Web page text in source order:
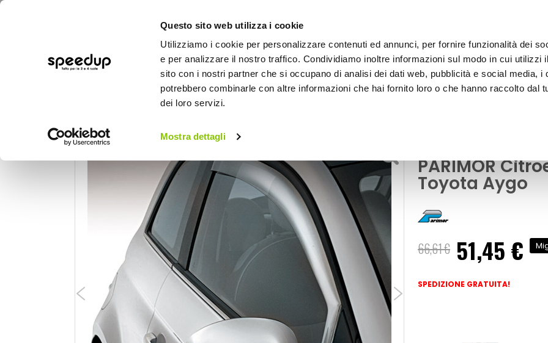
Questo sito web utilizza i cookie
Utilizziamo i cookie per personalizzare contenuti ed annunci, per fornire funzionalità dei
e per analizzare il nostro traffico. Condividiamo inoltre informazioni sul modo in cui utilizzi
sito con i nostri partner che si occupano di analisi dei dati web, pubblicità e social media, i
potrebbero combinarle con altre informazioni che hai fornito loro o che hanno raccolto dal
dei loro servizi.
Mostra dettagli
BICI OUTDOOR
Home
PARIMOR
Toyota Aygo
66,61 €
Prezzo
speciale
51,45 €
SPEDIZIONE GRATUITA!